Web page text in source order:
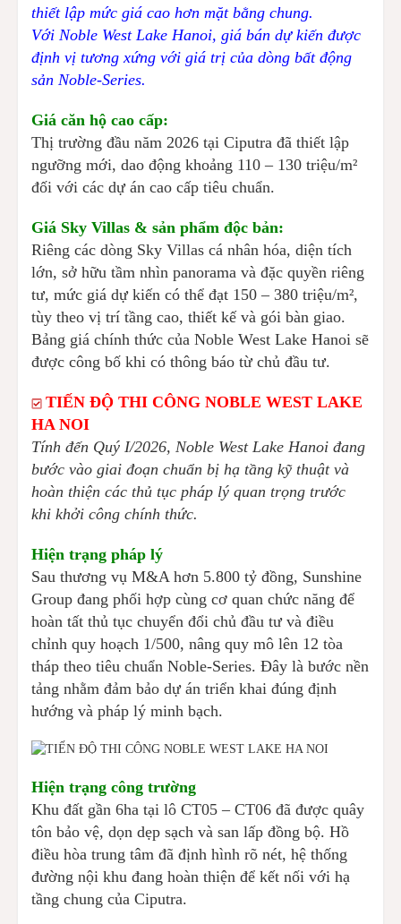
thiết lập mức giá cao hơn mặt bằng chung.
Với Noble West Lake Hanoi, giá bán dự kiến được
định vị tương xứng với giá trị của dòng bất động
sản Noble-Series.
Giá căn hộ cao cấp:
Thị trường đầu năm 2026 tại Ciputra đã thiết lập
ngưỡng mới, dao động khoảng 110 – 130 triệu/m²
đối với các dự án cao cấp tiêu chuẩn.
Giá Sky Villas & sản phẩm độc bản:
Riêng các dòng Sky Villas cá nhân hóa, diện tích
lớn, sở hữu tầm nhìn panorama và đặc quyền riêng
tư, mức giá dự kiến có thể đạt 150 – 380 triệu/m²,
tùy theo vị trí tầng cao, thiết kế và gói bàn giao.
Bảng giá chính thức của Noble West Lake Hanoi sẽ
được công bố khi có thông báo từ chủ đầu tư.
TIẾN ĐỘ THI CÔNGNOBLE WEST LAKE
HA NOI
Tính đến Quý I/2026, Noble West Lake Hanoi đang
bước vào giai đoạn chuẩn bị hạ tầng kỹ thuật và
hoàn thiện các thủ tục pháp lý quan trọng trước
khi khởi công chính thức.
Hiện trạng pháp lý
Sau thương vụ M&A hơn 5.800 tỷ đồng, Sunshine
Group đang phối hợp cùng cơ quan chức năng để
hoàn tất thủ tục chuyển đổi chủ đầu tư và điều
chỉnh quy hoạch 1/500, nâng quy mô lên 12 tòa
tháp theo tiêu chuẩn Noble-Series. Đây là bước nền
tảng nhằm đảm bảo dự án triển khai đúng định
hướng và pháp lý minh bạch.
Hiện trạng công trường
Khu đất gần 6ha tại lô CT05 – CT06 đã được quây
tôn bảo vệ, dọn dẹp sạch và san lấp đồng bộ. Hồ
điều hòa trung tâm đã định hình rõ nét, hệ thống
đường nội khu đang hoàn thiện để kết nối với hạ
tầng chung của Ciputra.